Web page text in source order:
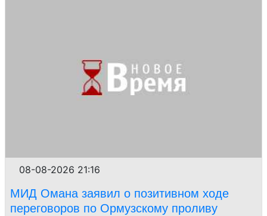
08-08-2026 21:16
МИД Омана заявил о позитивном ходе
переговоров по Ормузскому проливу